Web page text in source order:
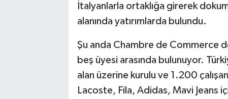
İtalyanlarla ortaklığa girerek
alanında yatırımlarda bulundu.
Şu anda Chambre de Commerce
beş üyesi arasında bulunuyor.
alan üzerine kurulu ve 1.200
Lacoste, Fila, Adidas, Mavi Jeans